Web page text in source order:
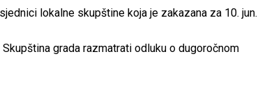
lokalne skupštine koja je zakazana za 10. jun.
grada razmatrati odluku o dugoročnom